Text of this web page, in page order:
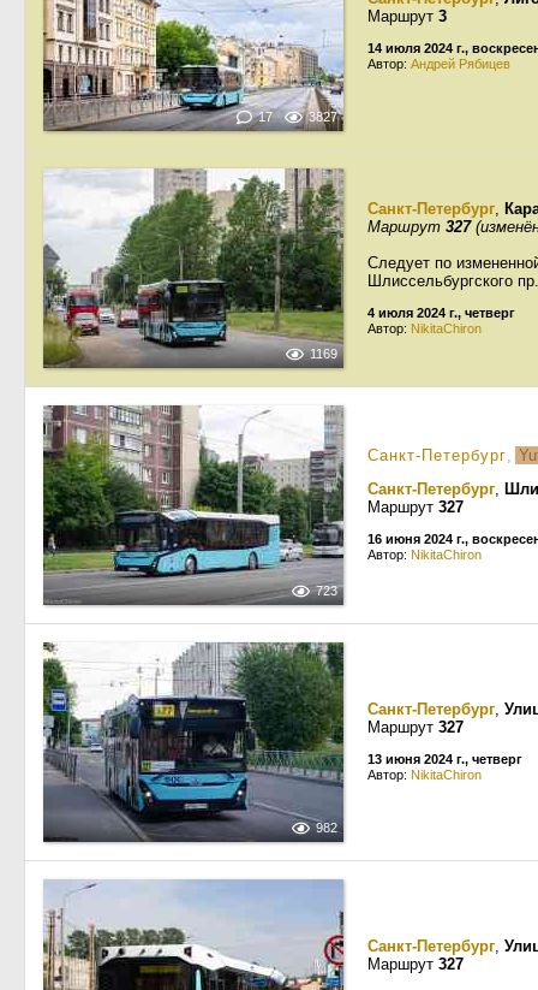
17 3827
Маршрут 3
14 июля 2024 г.,
Автор: Андрей Рябицев
1169
Санкт-Петербург,
Маршрут 327
Следует по
Шлиссельбургского
4 июля 2024 г., четверг
Автор: NikitaChiron
723
Санкт-Петербург,
Санкт-Петербург,
Маршрут 327
16 июня 2024 г.,
Автор: NikitaChiron
982
Санкт-Петербург,
Маршрут 327
13 июня 2024 г., четверг
Автор: NikitaChiron
Санкт-Петербург,
Маршрут 327